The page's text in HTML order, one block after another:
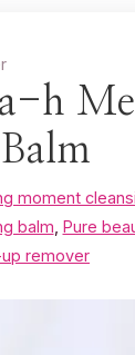
h
moment
balm Pure
remover